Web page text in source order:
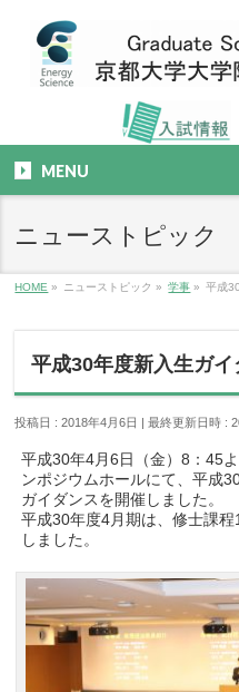
MENU
ニューストピック
HOME » ニューストピック » 学事 » 平成
平成30年度新入生ガ
投稿日 : 2018年4月6日 最終更新日時 :
平成30年4月6日（金）8：45
ンポジウムホールにて、平成
ガイダンスを開催しました。
平成30年度4月期は、修士課
しました。